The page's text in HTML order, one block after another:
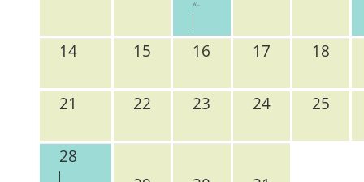
Wi...
14 15 16 17 18
21 22 23 24 25
28